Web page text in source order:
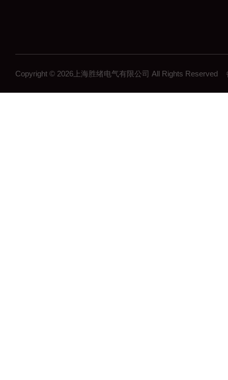
Copyright © 2026上海胜绪电气有限公司 All Rights Reserved